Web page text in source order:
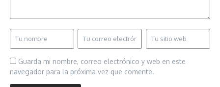
Guarda mi nombre, correo electrónico y web en este
navegador para la próxima vez que comente.